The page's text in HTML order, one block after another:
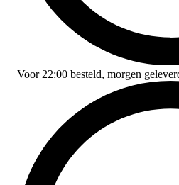
Voor 22:00 besteld, morgen